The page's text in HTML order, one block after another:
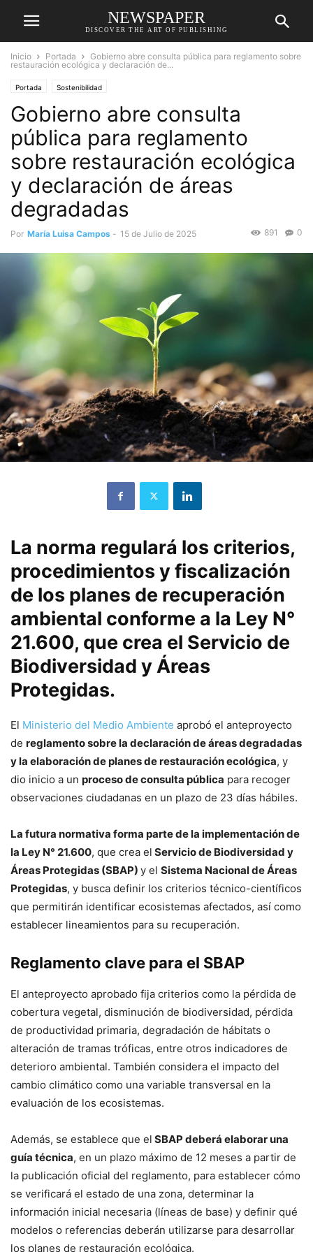
NEWSPAPER
DISCOVER THE ART OF PUBLISHING
Inicio Portada
Gobierno abre consulta pública para reglamento sobre
restauración ecológica y declaración de...
Portada Sostenibilidad
Gobierno abre consulta
pública para reglamento
sobre restauración ecológica
y declaración de áreas
degradadas
Por María Luisa Campos - 15 de Julio de 2025 0
891
La norma regulará los criterios,
procedimientos y fiscalización
de los planes de recuperación
ambiental conforme a la Ley N°
21.600, que crea el Servicio de
Biodiversidad y Áreas
Protegidas.
El Ministerio del Medio Ambiente aprobó el anteproyecto
de reglamento sobre la declaración de áreas degradadas
y la elaboración de planes de restauración ecológica, y
dio inicio a un proceso de consulta pública para recoger
observaciones ciudadanas en un plazo de 23 días hábiles.
La futura normativa forma parte de la implementación de
la Ley N° 21.600, que crea el Servicio de Biodiversidad y
Áreas Protegidas (SBAP) y el Sistema Nacional de Áreas
Protegidas, y busca definir los criterios técnico-científicos
que permitirán identificar ecosistemas afectados, así como
establecer lineamientos para su recuperación.
Reglamento clave para el SBAP
El anteproyecto aprobado fija criterios como la pérdida de
cobertura vegetal, disminución de biodiversidad, pérdida
de productividad primaria, degradación de hábitats o
alteración de tramas tróficas, entre otros indicadores de
deterioro ambiental. También considera el impacto del
cambio climático como una variable transversal en la
evaluación de los ecosistemas.
Además, se establece que el SBAP deberá elaborar una
guía técnica, en un plazo máximo de 12 meses a partir de
la publicación oficial del reglamento, para establecer cómo
se verificará el estado de una zona, determinar la
información inicial necesaria (líneas de base) y definir qué
modelos o referencias deberán utilizarse para desarrollar
los planes de restauración ecológica.